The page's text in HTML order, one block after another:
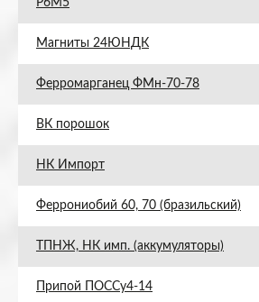
Р6М5
Магниты 24ЮНДК
Ферромарганец ФМн-70-78
ВК порошок
НК Импорт
Феррониобий 60, 70 (бразильский)
ТПНЖ, НК имп. (аккумуляторы)
Припой ПОССу4-14